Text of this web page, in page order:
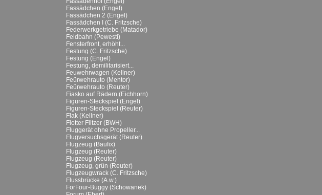
Fassädchen (Engel)
Fassädchen 2 (Engel)
Fassädchen I (C. Fritzsche)
Federwerkgetriebe (Matador)
Feldbahn (Pewesti)
Fensterfront, erhöht...
Festung (C. Fritzsche)
Festung (Engel)
Festung, demilitarisiert...
Feuwehrwagen (Kellner)
Feürwehrauto (Mentor)
Feürwehrauto (Reuter)
Fiasko auf Rädern (Eichhorn)
Figuren-Steckspiel (Engel)
Figuren-Steckspiel (Reuter)
Flak (Kellner)
Flotter Flitzer (BWH)
Fluggerät ohne Propeller...
Flugversuchsgerät (Reuter)
Flugzeug (Baufix)
Flugzeug (Reuter)
Flugzeug (Reuter)
Flugzeug, grün (Reuter)
Flugzeugwrack (C. Fritzsche)
Flussbrücke (A.w.)
ForFour-Buggy (Schowanek)